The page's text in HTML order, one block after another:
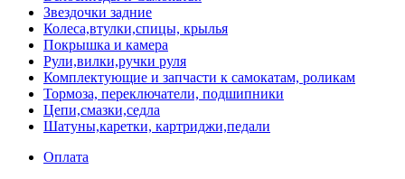
Звездочки задние
Колеса,втулки,спицы, крылья
Покрышка и камера
Рули,вилки,ручки руля
Комплектующие и запчасти к самокатам, роликам
Тормоза, переключатели, подшипники
Цепи,смазки,седла
Шатуны,каретки, картриджи,педали
Оплата